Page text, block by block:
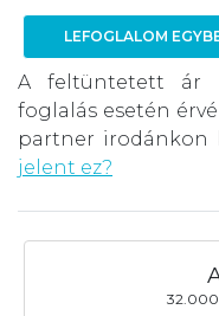
LEFOGLALOM
A feltüntetett ár
foglalás esetén
partner irodánkon
jelent ez?
32.000